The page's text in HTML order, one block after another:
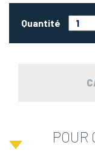
Quantité
POUR